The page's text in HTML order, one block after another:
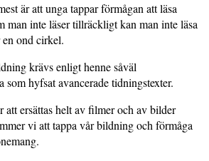
är att unga tappar förmågan att läsa
man inte läser tillräckligt kan man inte läsa
ond cirkel.
krävs enligt henne såväl
som hyfsat avancerade tidningstexter.
att ersättas helt av filmer och av bilder
vi att tappa vår bildning och förmåga